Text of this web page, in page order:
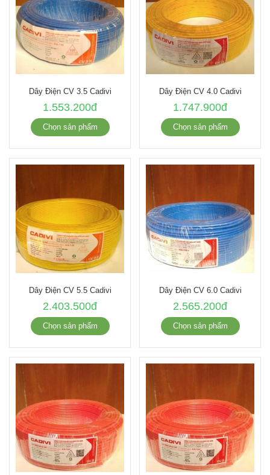
Dây Điện CV 3.5 Cadivi
1.553.200đ
Chọn sản phẩm
Dây Điện CV 4.0 Cadivi
1.747.900đ
Chọn sản phẩm
Dây Điện CV 5.5 Cadivi
2.403.500đ
Chọn sản phẩm
Dây Điện CV 6.0 Cadivi
2.565.200đ
Chọn sản phẩm